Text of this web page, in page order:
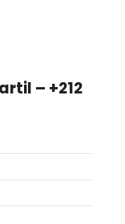
– +212